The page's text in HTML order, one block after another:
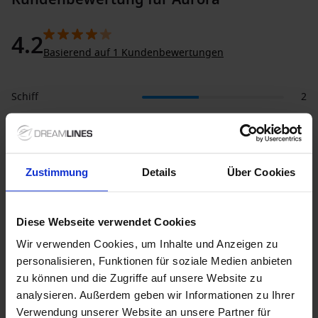
Zustimmung Details Über Cookies
Diese Webseite verwendet Cookies
Wir verwenden Cookies, um Inhalte und Anzeigen zu
personalisieren, Funktionen für soziale Medien anbieten
zu können und die Zugriffe auf unsere Website zu
analysieren. Außerdem geben wir Informationen zu Ihrer
Verwendung unserer Website an unsere Partner für
4.2Basierend auf 1 Kundenbewertungen
Schiff
2
Gastronomie
2
Entertainment
17 Tage • Abfahrt: 6.15.2026